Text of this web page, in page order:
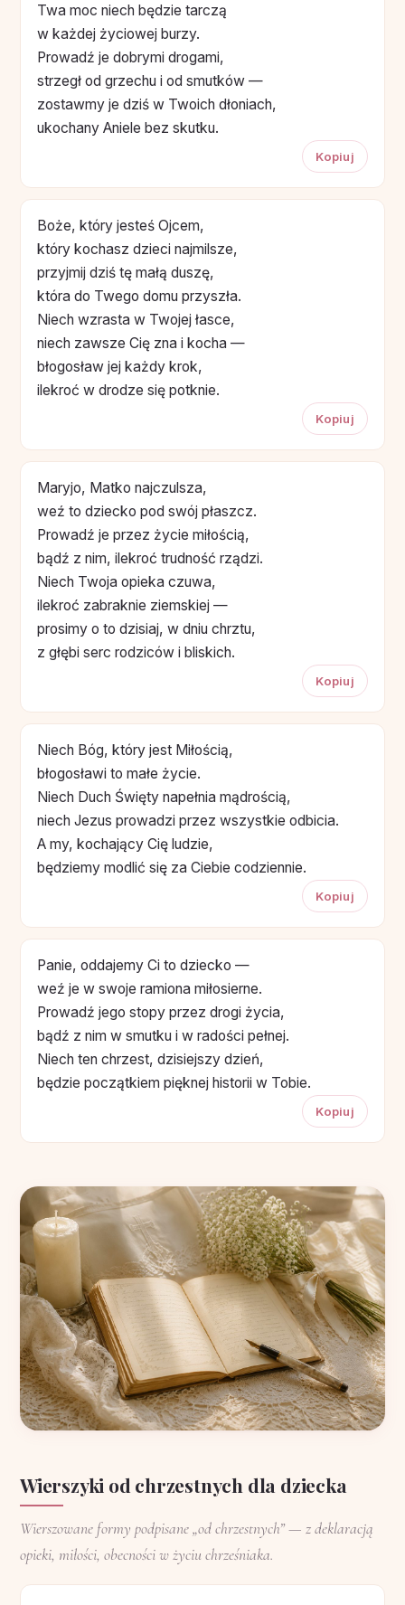
Twa moc niech będzie tarczą
w każdej życiowej burzy.
Prowadź je dobrymi drogami,
strzegł od grzechu i od smutków —
zostawmy je dziś w Twoich dłoniach,
ukochany Aniele bez skutku.
Kopiuj
Boże, który jesteś Ojcem,
który kochasz dzieci najmilsze,
przyjmij dziś tę małą duszę,
która do Twego domu przyszła.
Niech wzrasta w Twojej łasce,
niech zawsze Cię zna i kocha —
błogosław jej każdy krok,
ilekroć w drodze się potknie.
Kopiuj
Maryjo, Matko najczulsza,
weź to dziecko pod swój płaszcz.
Prowadź je przez życie miłością,
bądź z nim, ilekroć trudność rządzi.
Niech Twoja opieka czuwa,
ilekroć zabraknie ziemskiej —
prosimy o to dzisiaj, w dniu chrztu,
z głębi serc rodziców i bliskich.
Kopiuj
Niech Bóg, który jest Miłością,
błogosławi to małe życie.
Niech Duch Święty napełnia mądrością,
niech Jezus prowadzi przez wszystkie odbicia.
A my, kochający Cię ludzie,
będziemy modlić się za Ciebie codziennie.
Kopiuj
Panie, oddajemy Ci to dziecko —
weź je w swoje ramiona miłosierne.
Prowadź jego stopy przez drogi życia,
bądź z nim w smutku i w radości pełnej.
Niech ten chrzest, dzisiejszy dzień,
będzie początkiem pięknej historii w Tobie.
Kopiuj
Wierszyki od chrzestnych dla dziecka
Wierszowane formy podpisane „od chrzestnych” — z deklaracją
opieki, miłości, obecności w życiu chrześniaka.